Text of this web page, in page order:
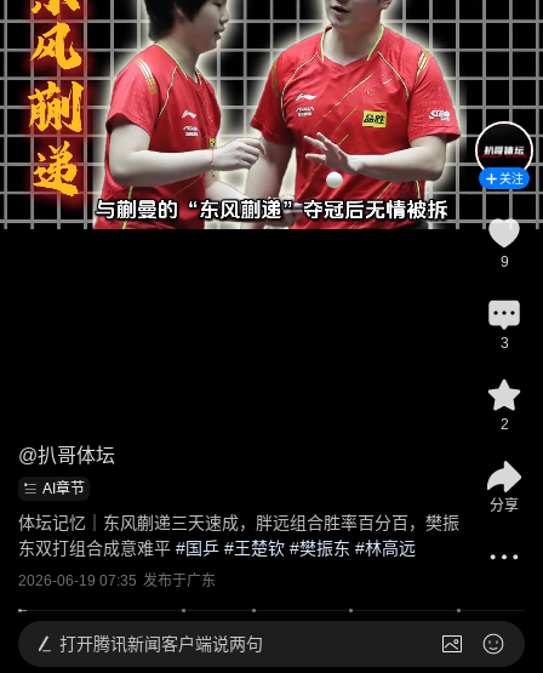
@扒哥体坛
AI章节
体坛记忆｜东风蒯递三天速成，胖远组合胜率百分百，樊振
东双打组合成意难平 #国乒 #王楚钦 #樊振东 #林高远
2026-06-19 07:35 发布于广东
关注
9
3
2
分享
打开腾讯新闻客户端说两句